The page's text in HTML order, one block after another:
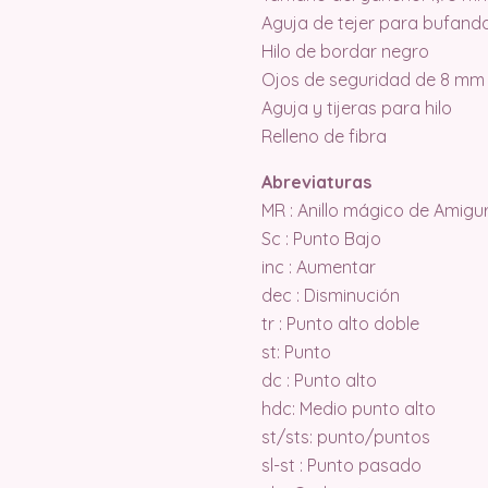
Aguja de tejer para
Hilo de bordar negro
Ojos de seguridad de 8 mm
Aguja y tijeras para hilo
Relleno de fibra
Abreviaturas
MR : Anillo mágico de
Sc : Punto Bajo
inc : Aumentar
dec : Disminución
tr : Punto alto doble
st: Punto
dc : Punto alto
hdc: Medio punto alto
st/sts: punto/puntos
sl-st : Punto pasado